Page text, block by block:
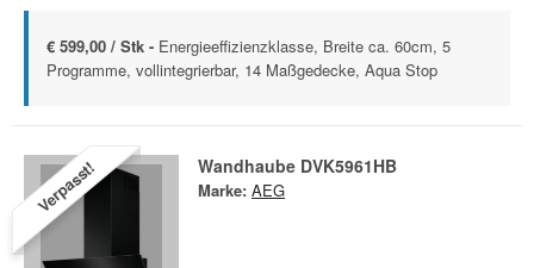
€ 599,00 / Stk - Energieeffizienzklasse, Breite ca. 60cm, 5
Programme, vollintegrierbar, 14 Maßgedecke, Aqua Stop
Verpasst! Wandhaube DVK5961HB
Marke: AEG